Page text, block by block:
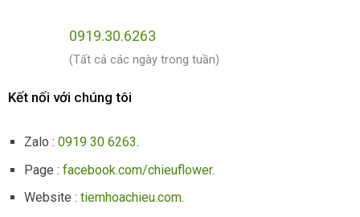
0919.30.6263
(Tất cả các ngày trong tuần)
Kết nối với chúng tôi
Zalo :0919 30 6263.
Page :facebook.com/chieuflower.
Website :tiemhoachieu.com.